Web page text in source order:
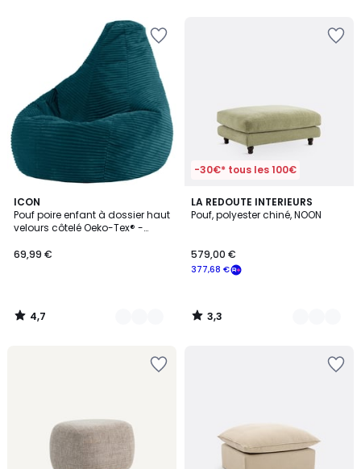
ICON
Pouf poire enfant à dossier haut
velours côtelé Oeko-Tex® -
69,99 €
4,7
/ 5
9
Couleurs
4,7
/
-30€* tous les 100€
LA REDOUTE INTERIEURS
Pouf, polyester chiné, NOON
377,68 €
579,00 €
3,3
/ 5
9
Couleurs
3,3
/